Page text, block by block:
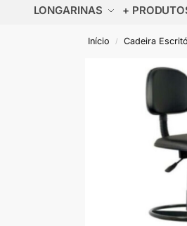
LONGARINAS +
Início / Cadeira